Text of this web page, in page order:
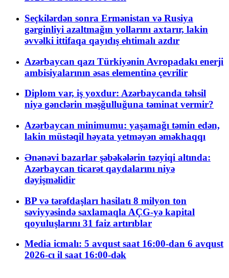
Seçkilərdən sonra Ermənistan və Rusiya
gərginliyi azaltmağın yollarını axtarır, lakin
əvvəlki ittifaqa qayıdış ehtimalı azdır
Azərbaycan qazı Türkiyənin Avropadakı enerji
ambisiyalarının əsas elementinə çevrilir
Diplom var, iş yoxdur: Azərbaycanda təhsil
niyə gənclərin məşğulluğuna təminat vermir?
Azərbaycan minimumu: yaşamağı təmin edən,
lakin müstəqil həyata yetməyən əməkhaqqı
Ənənəvi bazarlar şəbəkələrin təzyiqi altında:
Azərbaycan ticarət qaydalarını niyə
dəyişməlidir
BP və tərəfdaşları hasilatı 8 milyon ton
səviyyəsində saxlamaqla AÇG-yə kapital
qoyuluşlarını 31 faiz artırıblar
Media icmalı: 5 avqust saat 16:00-dan 6 avqust
2026-cı il saat 16:00-dək